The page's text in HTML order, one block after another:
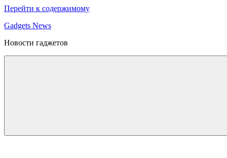
Перейти к содержимому
Gadgets News
Новости гаджетов